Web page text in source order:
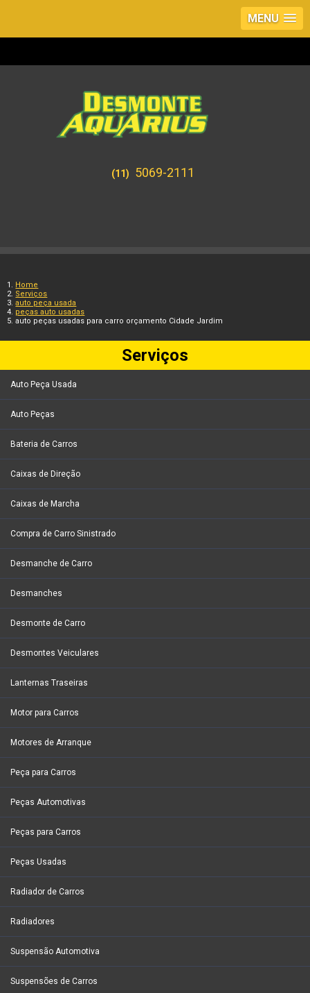
MENU
(11) 5069-2111
Home
Serviços
auto peça usada
peças auto usadas
auto peças usadas para carro orçamento Cidade Jardim
Serviços
Auto Peça Usada
Auto Peças
Bateria de Carros
Caixas de Direção
Caixas de Marcha
Compra de Carro Sinistrado
Desmanche de Carro
Desmanches
Desmonte de Carro
Desmontes Veiculares
Lanternas Traseiras
Motor para Carros
Motores de Arranque
Peça para Carros
Peças Automotivas
Peças para Carros
Peças Usadas
Radiador de Carros
Radiadores
Suspensão Automotiva
Suspensões de Carros